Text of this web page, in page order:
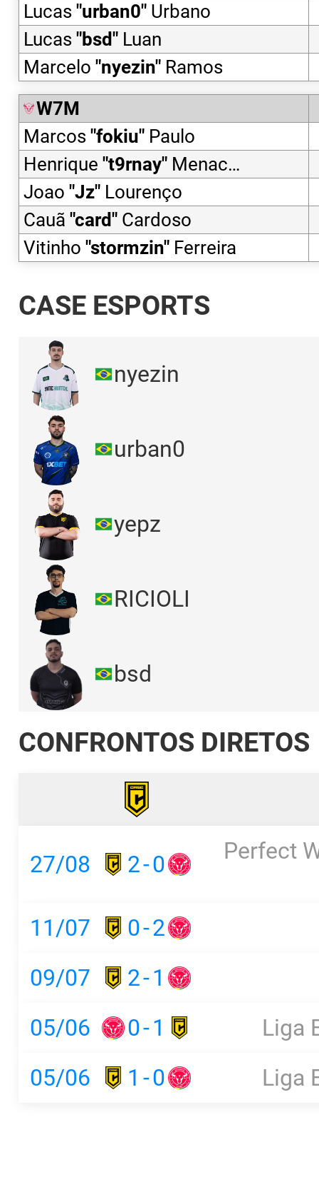
Lucas "urban0" Urbano
Lucas "bsd" Luan
Marcelo "nyezin" Ramos
W7M
Marcos "fokiu" Paulo
Henrique "t9rnay" Menacho
Joao "Jz" Lourenço
Cauã "card" Cardoso
Vitinho "stormzin" Ferreira
CASE ESPORTS
nyezin
urban0
yepz
RICIOLI
bsd
CONFRONTOS DIRETOS
27/08 2-0 Perfect
11/07 0-2
09/07
2-1
05/06
0-1
Liga
05/06
1 -0 Liga